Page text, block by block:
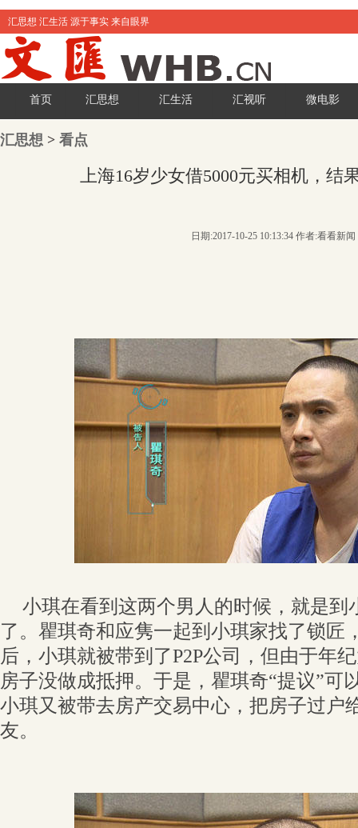
汇思想 汇生活 源于事实 来自眼界
首页 汇思想 汇生活 汇视听 微电影
汇思想 > 看点
上海16岁少女借5000元买相机，结
日期:2017-10-25 10:13:34 作者:看看新闻
小琪在看到这两个男人的时候，就是到
了。瞿琪奇和应隽一起到小琪家找了锁匠
后，小琪就被带到了P2P公司，但由于年
房子没做成抵押。于是，瞿琪奇“提议”可
小琪又被带去房产交易中心，把房子过户
友。